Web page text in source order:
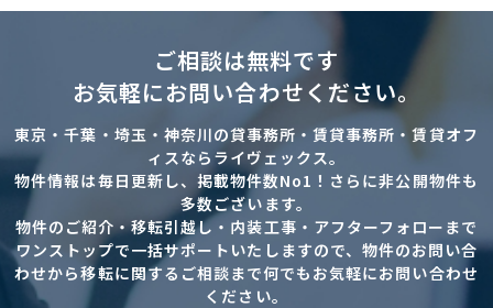
ご相談は無料です
お気軽にお問い合わせください。
東京・千葉・埼玉・神奈川の貸事務所・賃貸事務所・賃貸オフ
ィスならライヴェックス。
物件情報は毎日更新し、掲載物件数No1！さらに非公開物件も
多数ございます。
物件のご紹介・移転引越し・内装工事・アフターフォローまで
ワンストップで一括サポートいたしますので、物件のお問い合
わせから移転に関するご相談まで何でもお気軽にお問い合わせ
ください。